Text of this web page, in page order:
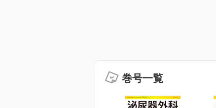
巻号一覧